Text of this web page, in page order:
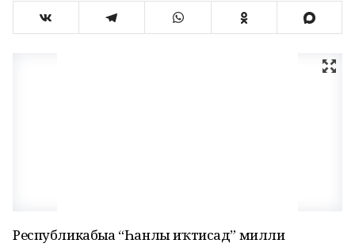
Республикабыҙҙа “Һанлы иҡтисад” милли